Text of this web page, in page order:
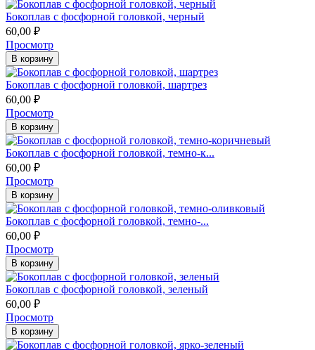
Бокоплав с фосфорной головкой, черный
60,00 ₽
Просмотр
В корзину
​​Бокоплав с фосфорной головкой, шартрез
60,00 ₽
Просмотр
В корзину
​​​Бокоплав с фосфорной головкой, темно-к...
60,00 ₽
Просмотр
В корзину
​​​​Бокоплав с фосфорной головкой, темно-...
60,00 ₽
Просмотр
В корзину
Бокоплав с фосфорной головкой, зеленый
60,00 ₽
Просмотр
В корзину